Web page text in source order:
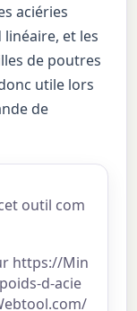
aciéries
et les
de poutres
utile lors
de
outil com
https://Min
d-acie